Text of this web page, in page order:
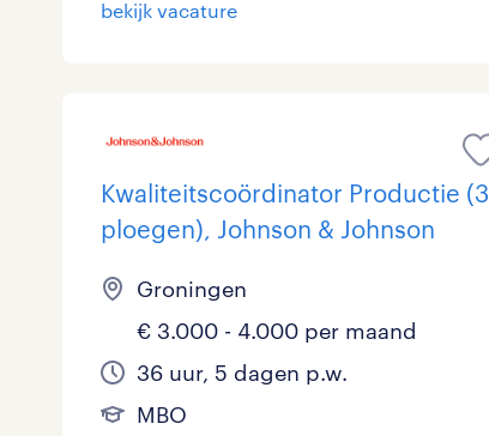
bekijk vacature
Kwaliteitscoördinator Productie (3
ploegen), Johnson & Johnson
Groningen
€ 3.000 - 4.000 per maand
36 uur, 5 dagen p.w.
MBO